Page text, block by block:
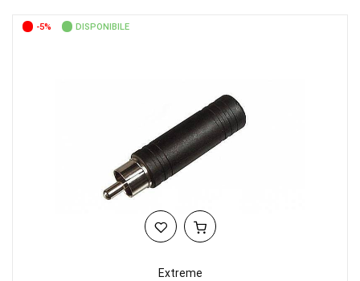
-5% DISPONIBILE
Extreme